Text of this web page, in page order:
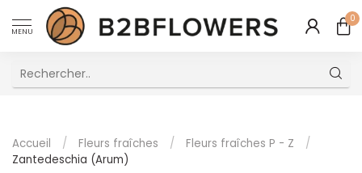
MENU
0
Accueil / Fleurs fraîches / Fleurs fraîches P - Z
/
Zantedeschia (Arum)